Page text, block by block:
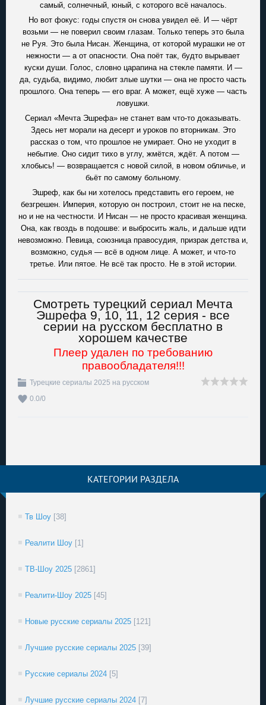
самый, солнечный, юный, с которого всё началось.
Но вот фокус: годы спустя он снова увидел её. И — чёрт
возьми — не поверил своим глазам. Только теперь это была
не Руя. Это была Нисан. Женщина, от которой мурашки не от
нежности — а от опасности. Она поёт так, будто вырывает
куски души. Голос, словно царапина на стекле памяти. И —
да, судьба, видимо, любит злые шутки — она не просто часть
прошлого. Она теперь — его враг. А может, ещё хуже — часть
ловушки.
Сериал «Мечта Эшрефа» не станет вам что-то доказывать.
Здесь нет морали на десерт и уроков по вторникам. Это
рассказ о том, что прошлое не умирает. Оно не уходит в
небытие. Оно сидит тихо в углу, жмётся, ждёт. А потом —
хлобысь! — возвращается с новой силой, в новом обличье, и
бьёт по самому больному.
Эшреф, как бы ни хотелось представить его героем, не
безгрешен. Империя, которую он построил, стоит не на песке,
но и не на честности. И Нисан — не просто красивая женщина.
Она, как гвоздь в подошве: и выбросить жаль, и дальше идти
невозможно. Певица, союзница правосудия, призрак детства и,
возможно, судья — всё в одном лице. А может, и что-то
третье. Или пятое. Не всё так просто. Не в этой истории.
Смотреть турецкий сериал Мечта
Эшрефа 9, 10, 11, 12 серия - все
серии на русском бесплатно в
хорошем качестве
Плеер удален по требованию
правообладателя!!!
Турецкие сериалы 2025 на русском
0.0/0
КАТЕГОРИИ РАЗДЕЛА
Тв Шоу [38]
Реалити Шоу [1]
ТВ-Шоу 2025 [2861]
Реалити-Шоу 2025 [45]
Новые русские сериалы 2025 [121]
Лучшие русские сериалы 2025 [39]
Русские сериалы 2024 [5]
Лучшие русские сериалы 2024 [7]